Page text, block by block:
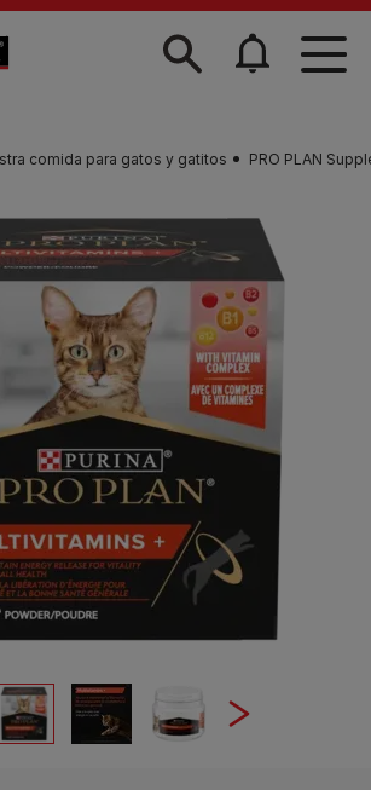
comida para gatos y gatitos PRO PLAN